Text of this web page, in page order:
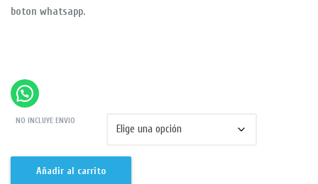
boton whatsapp.
NO INCLUYE ENVIO
Añadir al carrito